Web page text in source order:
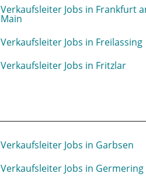
Verkaufsleiter Jobs in Frankfurt
Main
Verkaufsleiter Jobs in Freilassing
Verkaufsleiter Jobs in Fritzlar
Verkaufsleiter Jobs in Garbsen
Verkaufsleiter Jobs in Germering